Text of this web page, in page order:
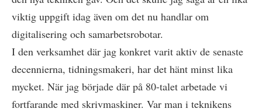
viktig uppgift idag även om det nu handlar om
digitalisering och samarbetsrobotar.
I den verksamhet där jag konkret varit aktiv de senaste
decennierna, tidningsmakeri, har det hänt minst lika
mycket. När jag började där på 80-talet arbetade vi
fortfarande med skrivmaskiner. Var man i teknikens